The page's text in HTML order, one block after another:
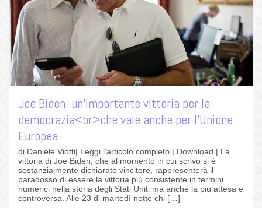
Joe Biden, un’importante vittoria per la
democrazia<br>che vale anche per l’Unione
Europea
di Daniele Viotti| Leggi l’articolo completo | Download | La
vittoria di Joe Biden, che al momento in cui scrivo si è
sostanzialmente dichiarato vincitore, rappresenterà il
paradosso di essere la vittoria più consistente in termini
numerici nella storia degli Stati Uniti ma anche la più attesa e
controversa. Alle 23 di martedì notte chi […]